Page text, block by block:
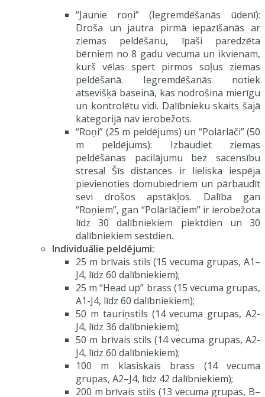
“Jaunie roņi” (Iegremdēšanās ūdenī):
Droša un jautra pirmā iepazīšanās ar
ziemas peldēšanu, īpaši paredzēta
bērniem no 8 gadu vecuma un ikvienam,
kurš vēlas spert pirmos soļus ziemas
peldēšanā. Iegremdēšanās notiek
atsevišķā baseinā, kas nodrošina mierīgu
un kontrolētu vidi. Dalībnieku skaits šajā
kategorijā nav ierobežots.
“Roņi” (25 m peldējums) un “Polārlāči” (50
m peldējums): Izbaudiet ziemas
peldēšanas pacilājumu bez sacensību
stresa! Šīs distances ir lieliska iespēja
pievienoties domubiedriem un pārbaudīt
sevi drošos apstākļos. Dalība gan
“Roņiem”, gan “Polārlāčiem” ir ierobežota
līdz 30 dalībniekiem piektdien un 30
dalībniekiem sestdien.
Individuālie peldējumi:
25 m brīvais stils (15 vecuma grupas, A1–
J4, līdz 60 dalībniekiem);
25 m “Head up” brass (15 vecuma grupas,
A1-J4, līdz 60 dalībniekiem);
50 m tauriņstils (14 vecuma grupas, A2-
J4, līdz 36 dalībniekiem);
50 m brīvais stils (14 vecuma grupas, A2-
J4, līdz 60 dalībniekiem);
100 m klasiskais brass (14 vecuma
grupas, A2–J4, līdz 42 dalībniekiem);
200 m brīvais stils (13 vecuma grupas, B–